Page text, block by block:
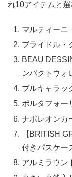
れ10アイテムと選
マルティーニ
ブライドル・
BEAU
ンパクトウォ
プルキャラッ
ポルタフォー
ナポレオンカ
【BRITISH
付きパスケー
アルミラウン